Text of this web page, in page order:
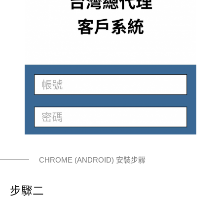
CHROME (ANDROID) 安裝步驟
步驟二